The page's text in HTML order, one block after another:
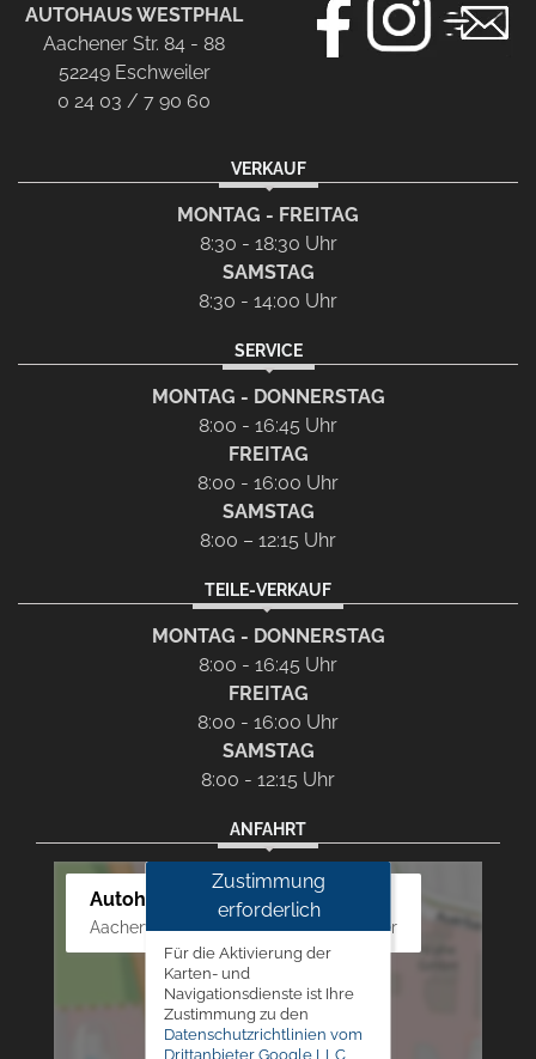
AUTOHAUS WESTPHAL
Aachener Str. 84 - 88
52249 Eschweiler
0 24 03 / 7 90 60
VERKAUF
MONTAG - FREITAG
8:30 - 18:30 Uhr
SAMSTAG
8:30 - 14:00 Uhr
SERVICE
MONTAG - DONNERSTAG
8:00 - 16:45 Uhr
FREITAG
8:00 - 16:00 Uhr
SAMSTAG
8:00 – 12:15 Uhr
TEILE-VERKAUF
MONTAG - DONNERSTAG
8:00 - 16:45 Uhr
FREITAG
8:00 - 16:00 Uhr
SAMSTAG
8:00 - 12:15 Uhr
ANFAHRT
Autohaus Westphal
Aachener Str. 84 - 88, 52249 Eschweiler
Zustimmung
erforderlich
Für die Aktivierung der
Karten- und
Navigationsdienste ist Ihre
Zustimmung zu den
Datenschutzrichtlinien vom
Drittanbieter Google LLC